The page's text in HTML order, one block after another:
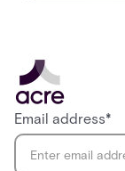
Email address*